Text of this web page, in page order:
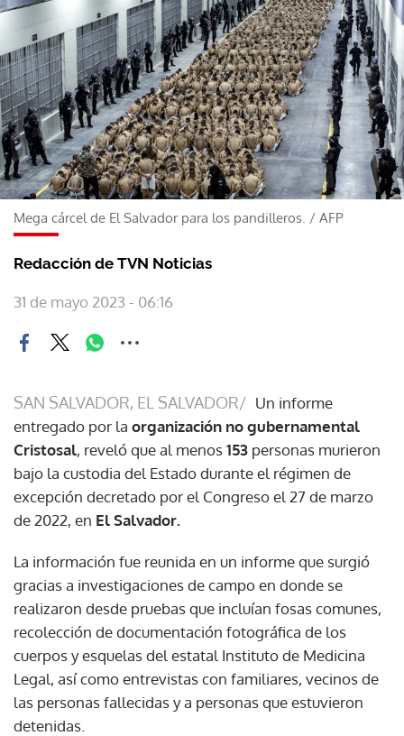
Mega cárcel de El Salvador para los pandilleros. / AFP
Redacción de TVN Noticias
31 de mayo 2023 - 06:16
SAN SALVADOR, EL SALVADOR/ Un informe
entregado por la organización no gubernamental
Cristosal, reveló que al menos153 personas murieron
bajo la custodia del Estado durante el régimen de
excepción decretado por el Congreso el 27 de marzo
de 2022, en El Salvador.
La información fue reunida en un informe que surgió
gracias a investigaciones de campo en donde se
realizaron desde pruebas que incluían fosas comunes,
recolección de documentación fotográfica de los
cuerpos y esquelas del estatal Instituto de Medicina
Legal, así como entrevistas con familiares, vecinos de
las personas fallecidas y a personas que estuvieron
detenidas.